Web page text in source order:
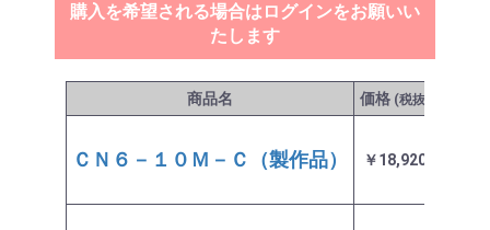
購入を希望される場合はログインをお願いい
たします
商品名 価格 (税抜)
ＣＮ６－１０Ｍ－Ｃ（製作品） ￥18,920